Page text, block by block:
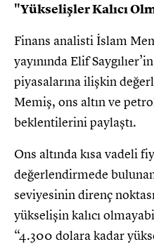
"Yükselişler Kalıcı
Finans analisti İslam
yayınında Elif
piyasalarına ilişkin
Memiş, ons altın ve
beklentilerini paylaştı.
Ons altında kısa vadeli
değerlendirmede
seviyesinin direnç
yükselişin kalıcı
“4.300 dolara kadar